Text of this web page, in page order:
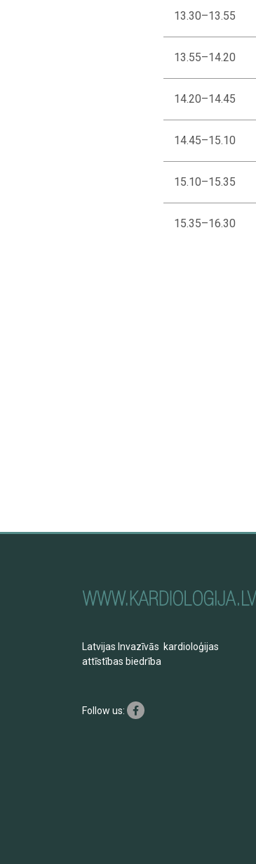
13.30–13.55
13.55–14.20
14.20–14.45
14.45–15.10
15.10–15.35
15.35–16.30
Latvijas Invazīvās kardioloģijas
attīstības biedrība
Follow us: